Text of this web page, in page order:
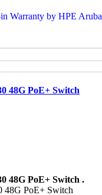
Warranty by HPE
48G PoE+ Switch
48G PoE+ Switch .
48G PoE+ Switch